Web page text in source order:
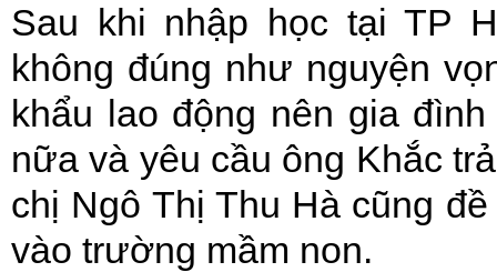
Sau khi nhập học tại TP
không đúng như nguyện
khẩu lao động nên gia
nữa và yêu cầu ông Khắc
chị Ngô Thị Thu Hà cũng
vào trường mầm non.